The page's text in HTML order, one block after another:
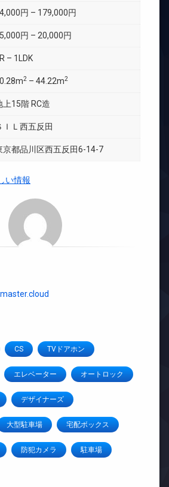
円 – 179,000円
円 – 20,000円
– 1LDK
2 – 44.22m2
上15階 RC造
ＩＬ西五反田
京都品川区西五反田6-14-7
い情報
CS TVドアホン
エレベーター オートロック
デザイナーズ
大型駐車場 宅配ボックス
防犯カメラ 駐車場